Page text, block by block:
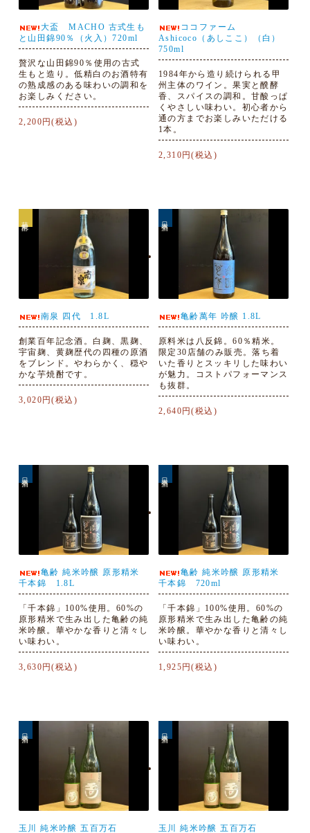
大盃 MACHO 古式生も
と山田錦90％（火入）720ml
贅沢な山田錦90％使用の古式
生もと造り。低精白のお酒特有
の熟成感のある味わいの調和を
お楽しみください。
2,200円(税込)
ココファーム
Ashicoco（あしここ）（白）
750ml
1984年から造り続けられる甲
州主体のワイン。果実と醗酵
香、スパイスの調和。甘酸っぱ
くやさしい味わい。初心者から
通の方までお楽しみいただける
1本。
2,310円(税込)
南泉 四代 1.8L
創業百年記念酒。白麹、黒麹、
宇宙麹、黄麹歴代の四種の原酒
をブレンド。やわらかく、穏や
かな芋焼酎です。
3,020円(税込)
亀齢萬年 吟醸 1.8L
原料米は八反錦。60％精米。
限定30店舗のみ販売。落ち着
いた香りとスッキリした味わい
が魅力。コストパフォーマンス
も抜群。
2,640円(税込)
亀齢 純米吟醸 原形精米
千本錦 1.8L
「千本錦」100%使用。60%の
原形精米で生み出した亀齢の純
米吟醸。華やかな香りと清々し
い味わい。
3,630円(税込)
亀齢 純米吟醸 原形精米
千本錦 720ml
「千本錦」100%使用。60%の
原形精米で生み出した亀齢の純
米吟醸。華やかな香りと清々し
い味わい。
1,925円(税込)
玉川 純米吟醸 五百万石 玉川 純米吟醸 五百万石